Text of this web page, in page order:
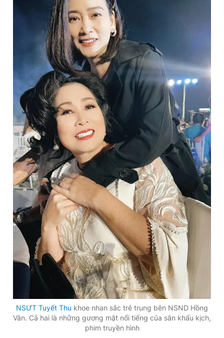
NSƯT Tuyết Thu khoe nhan sắc trẻ trung bên NSND Hồng
Vân. Cả hai là những gương mặt nổi tiếng của sân khấu kịch,
phim truyền hình